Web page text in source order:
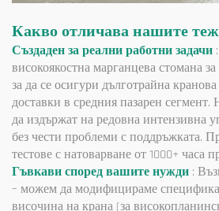
Какво отличава нашите
Създаден за реални работни задачи
високоякостна марганцева стомана
за да се осигури дълготрайна
доставки в средния пазарен
да издържат на редовна интензивна
без чести проблеми с поддръжката.
тестове с натоварване от 1000+ часа
Гъвкави според вашите нужди :
– можем да модифицираме
височина на крана (за